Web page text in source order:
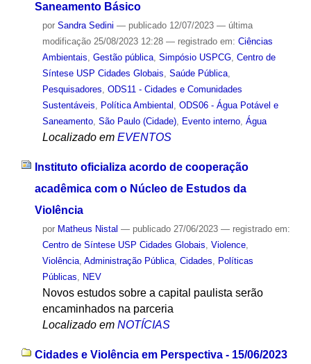
Saneamento Básico
por Sandra Sedini — publicado12/07/2023 — última
modificação25/08/2023 12:28 — registrado em: Ciências
Ambientais, Gestão pública, Simpósio USPCG, Centro de
Síntese USP Cidades Globais, Saúde Pública,
Pesquisadores, ODS11 - Cidades e Comunidades
Sustentáveis, Política Ambiental , ODS06 - Água Potável e
Saneamento, São Paulo (Cidade), Evento interno, Água
Localizado em EVENTOS
Instituto oficializa acordo de cooperação
acadêmica com o Núcleo de Estudos da
Violência
por Matheus Nistal — publicado27/06/2023 — registrado em:
Centro de Síntese USP Cidades Globais Violence,
Violência, Administração Pública, Cidades
Políticas
Públicas
NEV
Novos estudos sobre a capital paulista serão
encaminhados na parceria
Localizado em NOTÍCIAS
Cidades e Violência em Perspectiva - 15/06/2023